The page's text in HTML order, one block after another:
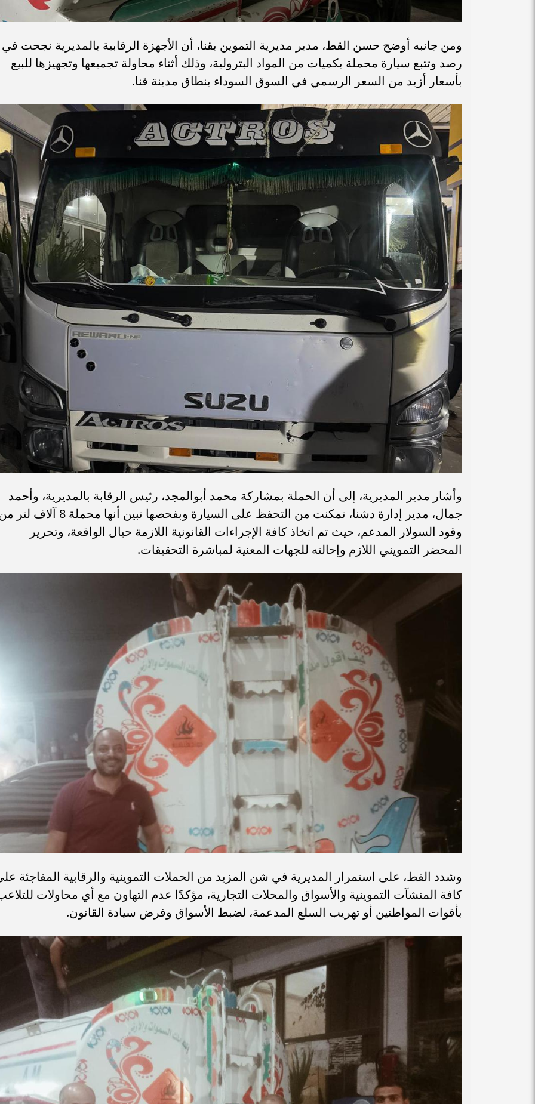
ومن جانبه أوضح حسن القط، مدير مديرية التموين بقنا، أن الأجهزة الرقابية بالمديرية نجحت في
رصد وتتبع سيارة محملة بكميات من المواد البترولية، وذلك أثناء محاولة تجميعها وتجهيزها للبيع
بأسعار أزيد من السعر الرسمي في السوق السوداء بنطاق مدينة قنا.
وأشار مدير المديرية، إلى أن الحملة بمشاركة محمد أبوالمجد، رئيس الرقابة بالمديرية، وأحمد
جمال، مدير إدارة دشنا، تمكنت من التحفظ على السيارة وبفحصها تبين أنها محملة 8
وقود السولار المدعم، حيث تم اتخاذ كافة الإجراءات القانونية اللازمة حيال الواقعة، وتحرير
المحضر التمويني اللازم وإحالته للجهات المعنية لمباشرة التحقيقات.
وشدد القط، على استمرار المديرية في شن المزيد من الحملات التموينية والرقابية المفاجئة
كافة المنشآت التموينية والأسواق والمحلات التجارية، مؤكدًا عدم التهاون مع أي محاولات
بأقوات المواطنين أو تهريب السلع المدعمة، لضبط الأسواق وفرض سيادة القانون.